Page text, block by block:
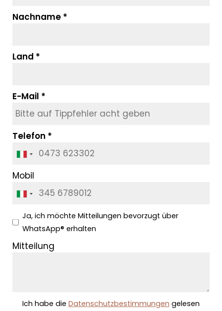
Nachname
Land
E-Mail
Telefon
Mobil
Ja, ich möchte Mitteilungen bevorzugt über
WhatsApp® erhalten
Mitteilung
Ich habe die Datenschutzbestimmungen gelesen